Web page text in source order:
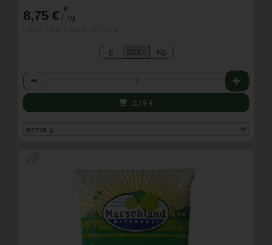
8,75 € *
/ kg
g Stück Kg
Anzahl
2,19 €